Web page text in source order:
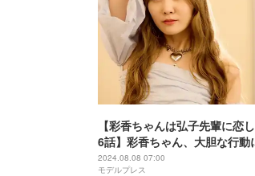
【彩香ちゃんは弘子先輩に恋
6話】彩香ちゃん、大胆な行動
2024.08.08 07:00
モデルプレス